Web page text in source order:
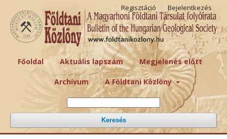
Főoldal Aktuális lapszám Megjelenés előtt
Archívum A Földtani Közlöny
Keresés
Regisztáció Bejelentkezés